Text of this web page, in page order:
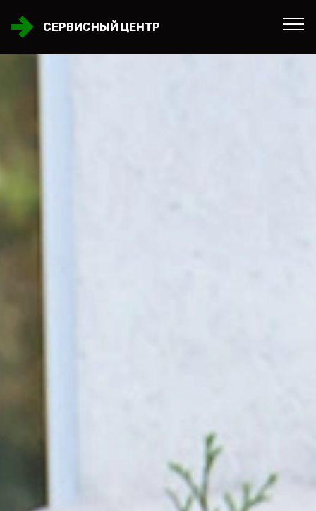
СЕРВИСНЫЙ ЦЕНТР